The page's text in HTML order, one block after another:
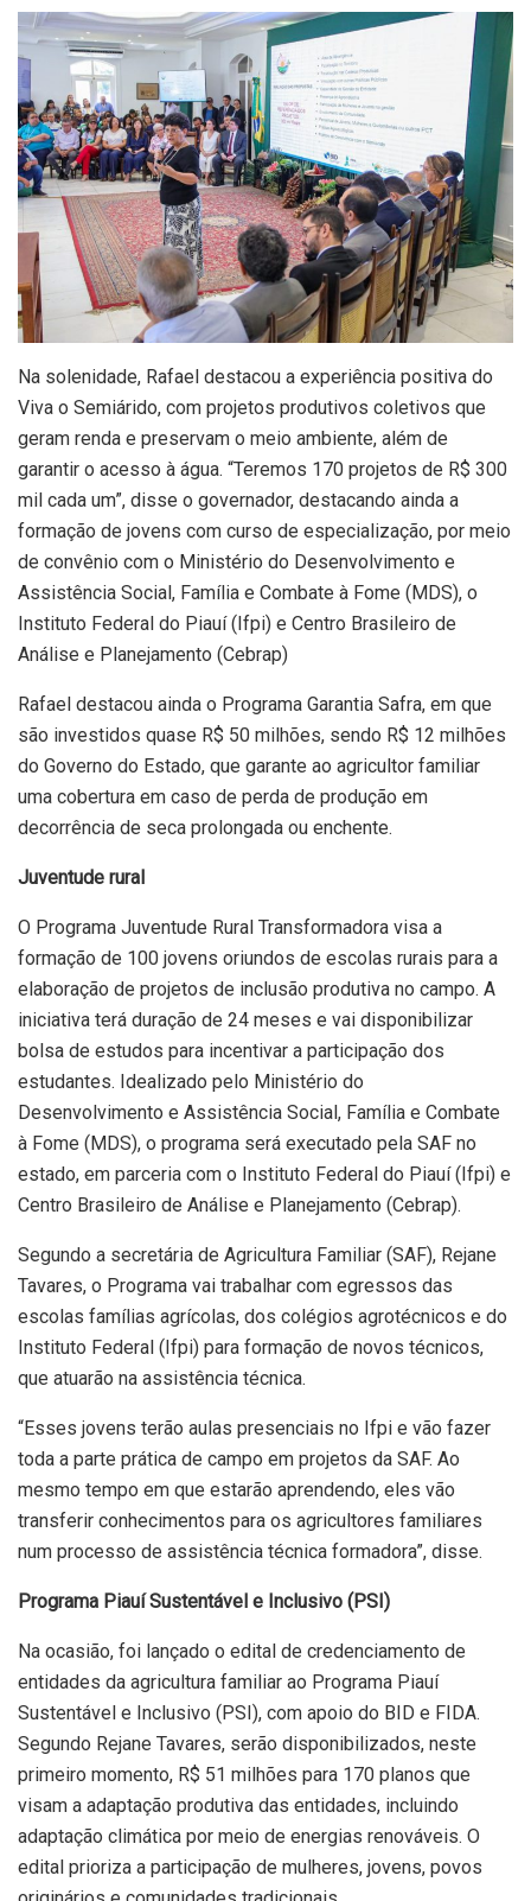
Na solenidade, Rafael destacou a experiência positiva do
Viva o Semiárido, com projetos produtivos coletivos que
geram renda e preservam o meio ambiente, além de
garantir o acesso à água. “Teremos 170 projetos de R$ 300
mil cada um”, disse o governador, destacando ainda a
formação de jovens com curso de especialização, por meio
de convênio com o Ministério do Desenvolvimento e
Assistência Social, Família e Combate à Fome (MDS), o
Instituto Federal do Piauí (Ifpi) e Centro Brasileiro de
Análise e Planejamento (Cebrap)
Rafael destacou ainda o Programa Garantia Safra, em que
são investidos quase R$ 50 milhões, sendo R$ 12 milhões
do Governo do Estado, que garante ao agricultor familiar
uma cobertura em caso de perda de produção em
decorrência de seca prolongada ou enchente.
Juventude rural
O Programa Juventude Rural Transformadora visa a
formação de 100 jovens oriundos de escolas rurais para a
elaboração de projetos de inclusão produtiva no campo. A
iniciativa terá duração de 24 meses e vai disponibilizar
bolsa de estudos para incentivar a participação dos
estudantes. Idealizado pelo Ministério do
Desenvolvimento e Assistência Social, Família e Combate
à Fome (MDS), o programa será executado pela SAF no
estado, em parceria com o Instituto Federal do Piauí (Ifpi) e
Centro Brasileiro de Análise e Planejamento (Cebrap).
Segundo a secretária de Agricultura Familiar (SAF), Rejane
Tavares, o Programa vai trabalhar com egressos das
escolas famílias agrícolas, dos colégios agrotécnicos e do
Instituto Federal (Ifpi) para formação de novos técnicos,
que atuarão na assistência técnica.
“Esses jovens terão aulas presenciais no Ifpi e vão fazer
toda a parte prática de campo em projetos da SAF. Ao
mesmo tempo em que estarão aprendendo, eles vão
transferir conhecimentos para os agricultores familiares
num processo de assistência técnica formadora”, disse.
Programa Piauí Sustentável e Inclusivo (PSI)
Na ocasião, foi lançado o edital de credenciamento de
entidades da agricultura familiar ao Programa Piauí
Sustentável e Inclusivo (PSI), com apoio do BID e FIDA.
Segundo Rejane Tavares, serão disponibilizados, neste
primeiro momento, R$ 51 milhões para 170 planos que
visam a adaptação produtiva das entidades, incluindo
adaptação climática por meio de energias renováveis. O
edital prioriza a participação de mulheres, jovens, povos